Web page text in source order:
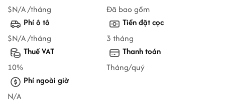
$N/A /tháng
Đã bao gồm
Phí ô tô
$N/A /tháng
Tiền đặt cọc
3 tháng
Thuế VAT
10%
Thanh toán
Tháng/quý
Phí ngoài giờ
N/A